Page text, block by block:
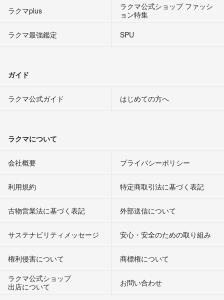
ラクマplus
ラクマ公式ショップ ファッシ
ョン特集
ラクマ最強鑑定
SPU
ガイド
ラクマ公式ガイド はじめての方へ
ラクマについて
会社概要 プライバシーポリシー
利用規約 特定商取引法に基づく表記
古物営業法に基づく表記 外部送信について
サステナビリティメッセージ 安心・安全のための取り組み
権利侵害について
商標権について
ラクマ公式ショップ
出店について
お問い合わせ